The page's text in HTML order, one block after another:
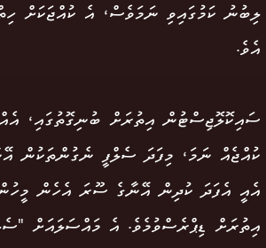
ލިބުނު ކަމުގައިވި ނަމަވެސް، އެ ކުއްޖަކަށް
އެވެ.
ސައިކޮލޮޖިސްޓުން އިތުރަށް ބުނިގޮތުގައި،
ކުއްޖެއް ނަމަ، މިފަދަ ސެލްފީ ނެގުންތަކުން
އެއީ އެފަދަ ކުދިން އޭނާގެ ސޫރަ އެހެން
އިތުރަށް ޑިޕްރެސްވުމެވެ. އެ މައްސަލައަށް